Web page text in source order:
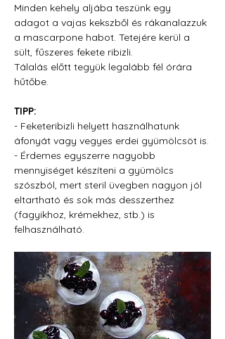
Minden kehely aljába teszünk egy
adagot a vajas kekszből és rákanalazzuk
a mascarpone habot. Tetejére kerül a
sült, fűszeres fekete ribizli.
Tálalás előtt tegyük legalább fél órára
hűtőbe.
TIPP:
- Feketeribizli helyett használhatunk
áfonyát vagy vegyes erdei gyümölcsöt is.
- Érdemes egyszerre nagyobb
mennyiséget készíteni a gyümölcs
szószból, mert steril üvegben nagyon jól
eltartható és sok más desszerthez
(fagyikhoz, krémekhez, stb.) is
felhasználható.